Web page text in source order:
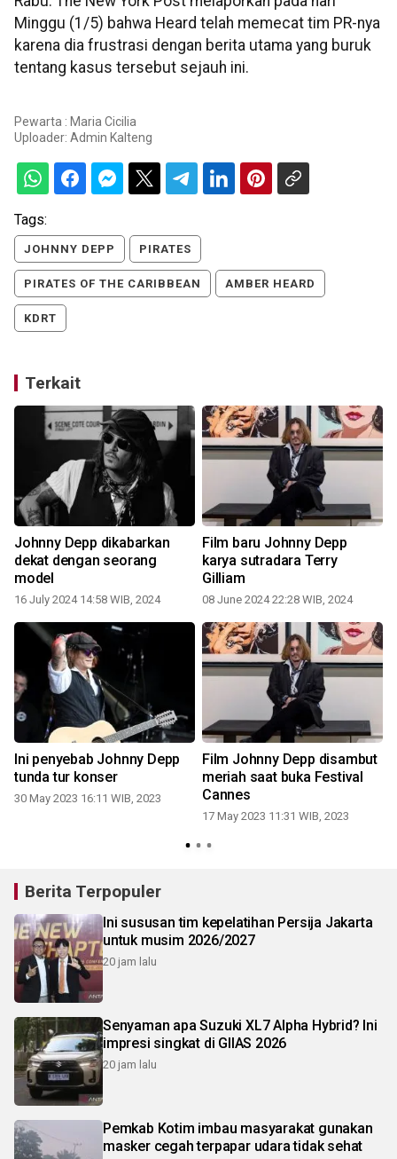
Minggu (1/5) bahwa Heard telah memecat tim PR-nya
karena dia frustrasi dengan berita utama yang buruk
tentang kasus tersebut sejauh ini.
Pewarta : Maria Cicilia
Uploader: Admin Kalteng
Tags:
JOHNNY DEPP PIRATES
PIRATES OF THE CARIBBEAN AMBER HEARD
KDRT
Terkait
Johnny Depp dikabarkan
dekat dengan seorang
model
16 July 2024 14:58 WIB, 2024
Film baru Johnny Depp
karya sutradara Terry
Gilliam
08 June 2024 22:28 WIB, 2024
Ini penyebab Johnny Depp
tunda tur konser
30 May 2023 16:11 WIB, 2023
Film Johnny Depp disambut
meriah saat buka Festival
Cannes
17 May 2023 11:31 WIB, 2023
Berita Terpopuler
Ini sususan tim kepelatihan Persija Jakarta
untuk musim 2026/2027
20 jam lalu
Senyaman apa Suzuki XL7 Alpha Hybrid? Ini
impresi singkat di GIIAS 2026
20 jam lalu
Pemkab Kotim imbau masyarakat gunakan
masker cegah terpapar udara tidak sehat